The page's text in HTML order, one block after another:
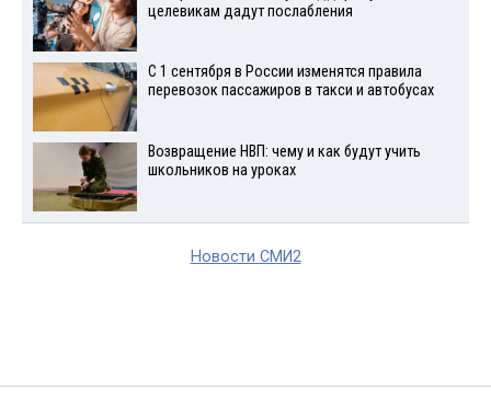
целевикам дадут послабления
С 1 сентября в России изменятся правила
перевозок пассажиров в такси и автобусах
Возвращение НВП: чему и как будут учить
школьников на уроках
Новости СМИ2